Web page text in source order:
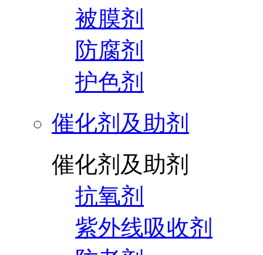
被膜剂
防腐剂
护色剂
催化剂及助剂
催化剂及助剂
抗氧剂
紫外线吸收剂